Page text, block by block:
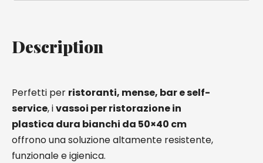
Description
Perfetti per ristoranti, mense, bar e self-
service, ivassoi per ristorazione in
plastica dura bianchi da 50×40 cm
offrono una soluzione altamente resistente,
funzionale e igienica.